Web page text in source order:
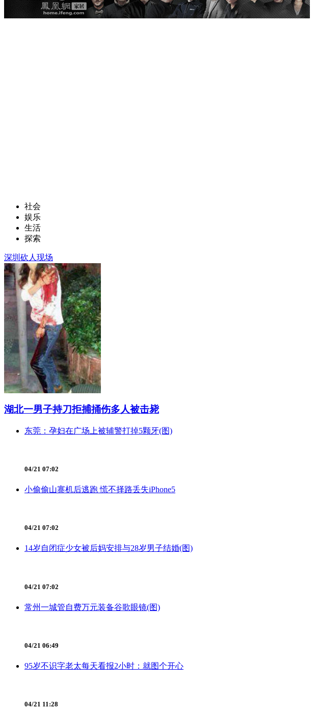
社会
娱乐
生活
探索
深圳砍人现场
湖北一男子持刀拒捕捅伤多人被击毙
东莞：孕妇在广场上被辅警打掉5颗牙(图)
04/21 07:02
小偷偷山寨机后逃跑 慌不择路丢失iPhone5
04/21 07:02
14岁自闭症少女被后妈安排与28岁男子结婚(图)
04/21 07:02
常州一城管自费万元装备谷歌眼镜(图)
04/21 06:49
95岁不识字老太每天看报2小时：就图个开心
04/21 11:28